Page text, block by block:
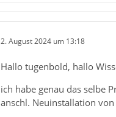
2. August 2024 um 13:18
Hallo tugenbold, hallo
ich habe genau das selbe
anschl. Neuinstallation